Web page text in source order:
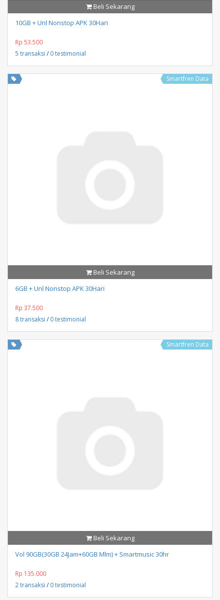
Beli Sekarang
10GB + Unl Nonstop APK 30Hari
Rp 53.500
5 transaksi / 0 testimonial
Smartfren Data
Beli Sekarang
6GB + Unl Nonstop APK 30Hari
Rp 37.500
8 transaksi / 0 testimonial
Smartfren Data
Beli Sekarang
Vol 90GB(30GB 24Jam+60GB Mlm) + Smartmusic 30hr
Rp 135.000
2 transaksi / 0 testimonial